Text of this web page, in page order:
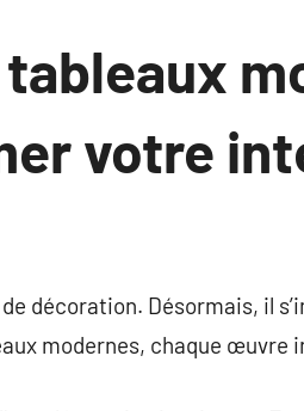
votre
décoration. Désormais, il
modernes, chaque œuvre